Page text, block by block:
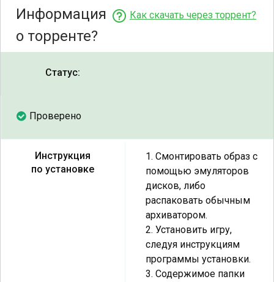
Как скачать через торрент?
Информация
о торренте?
Статус:
Проверено
Инструкция
по установке
1. Смонтировать образ с
помощью эмуляторов
дисков, либо
распаковать обычным
архиватором.
2. Установить игру,
следуя инструкциям
программы установки.
3. Содержимое папки